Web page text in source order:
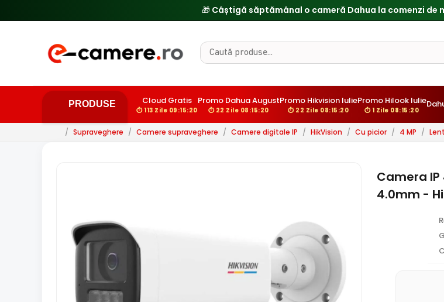
PRODUSE Cloud Gratis
⏱ 113 Zile 09:15:19
Promo Dahua August
⏱ 22 Zile 08:15:19
Promo Hikvision Iulie
⏱ 22 Zile 08:15:19
Promo Hilook Iulie
⏱ 1 Zile 08:15:19
/ Supraveghere / Camere supraveghere / Camere digitale IP / HikVision / Cu picior / 4 MP /
Camera IP
4.0mm -